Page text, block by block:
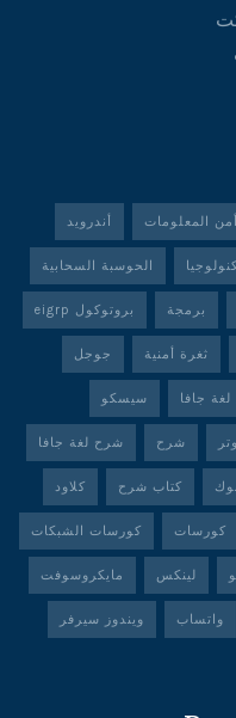
أمن المعلومات أندرويد
الحوسبة السحابية
برمجة بروتوكول eigrp
ثغرة أمنية جوجل
جافا سيسكو
شرح شرح لغة جافا
كتاب شرح كلاود
كورسات كورسات الشبكات
لينكس مايكروسوفت
واتساب ويندوز سيرفر